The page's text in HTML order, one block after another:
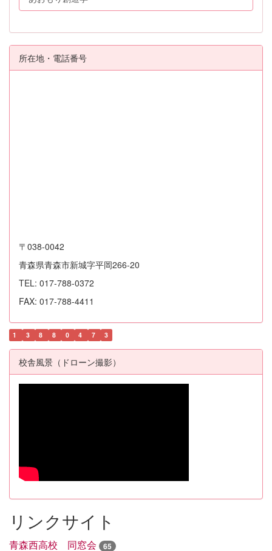
所在地・電話番号
〒038-0042
青森県青森市新城字平岡266-20
TEL: 017-788-0372
FAX: 017-788-4411
1 3 8 8 0 4 7 3
校舎風景（ドローン撮影）
リンクサイト
青森西高校 同窓会 65